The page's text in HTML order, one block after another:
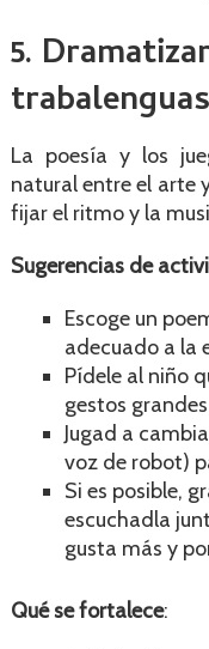
5.
trabalenguas
La poesía y los
natural entre el arte
fijar el ritmo y la
Sugerencias de
Escoge un
adecuado a la
Pídele al niño
gestos
Jugad a
voz de robot)
Si es posible,
escuchadla
gusta más y
Qué se fortalece: